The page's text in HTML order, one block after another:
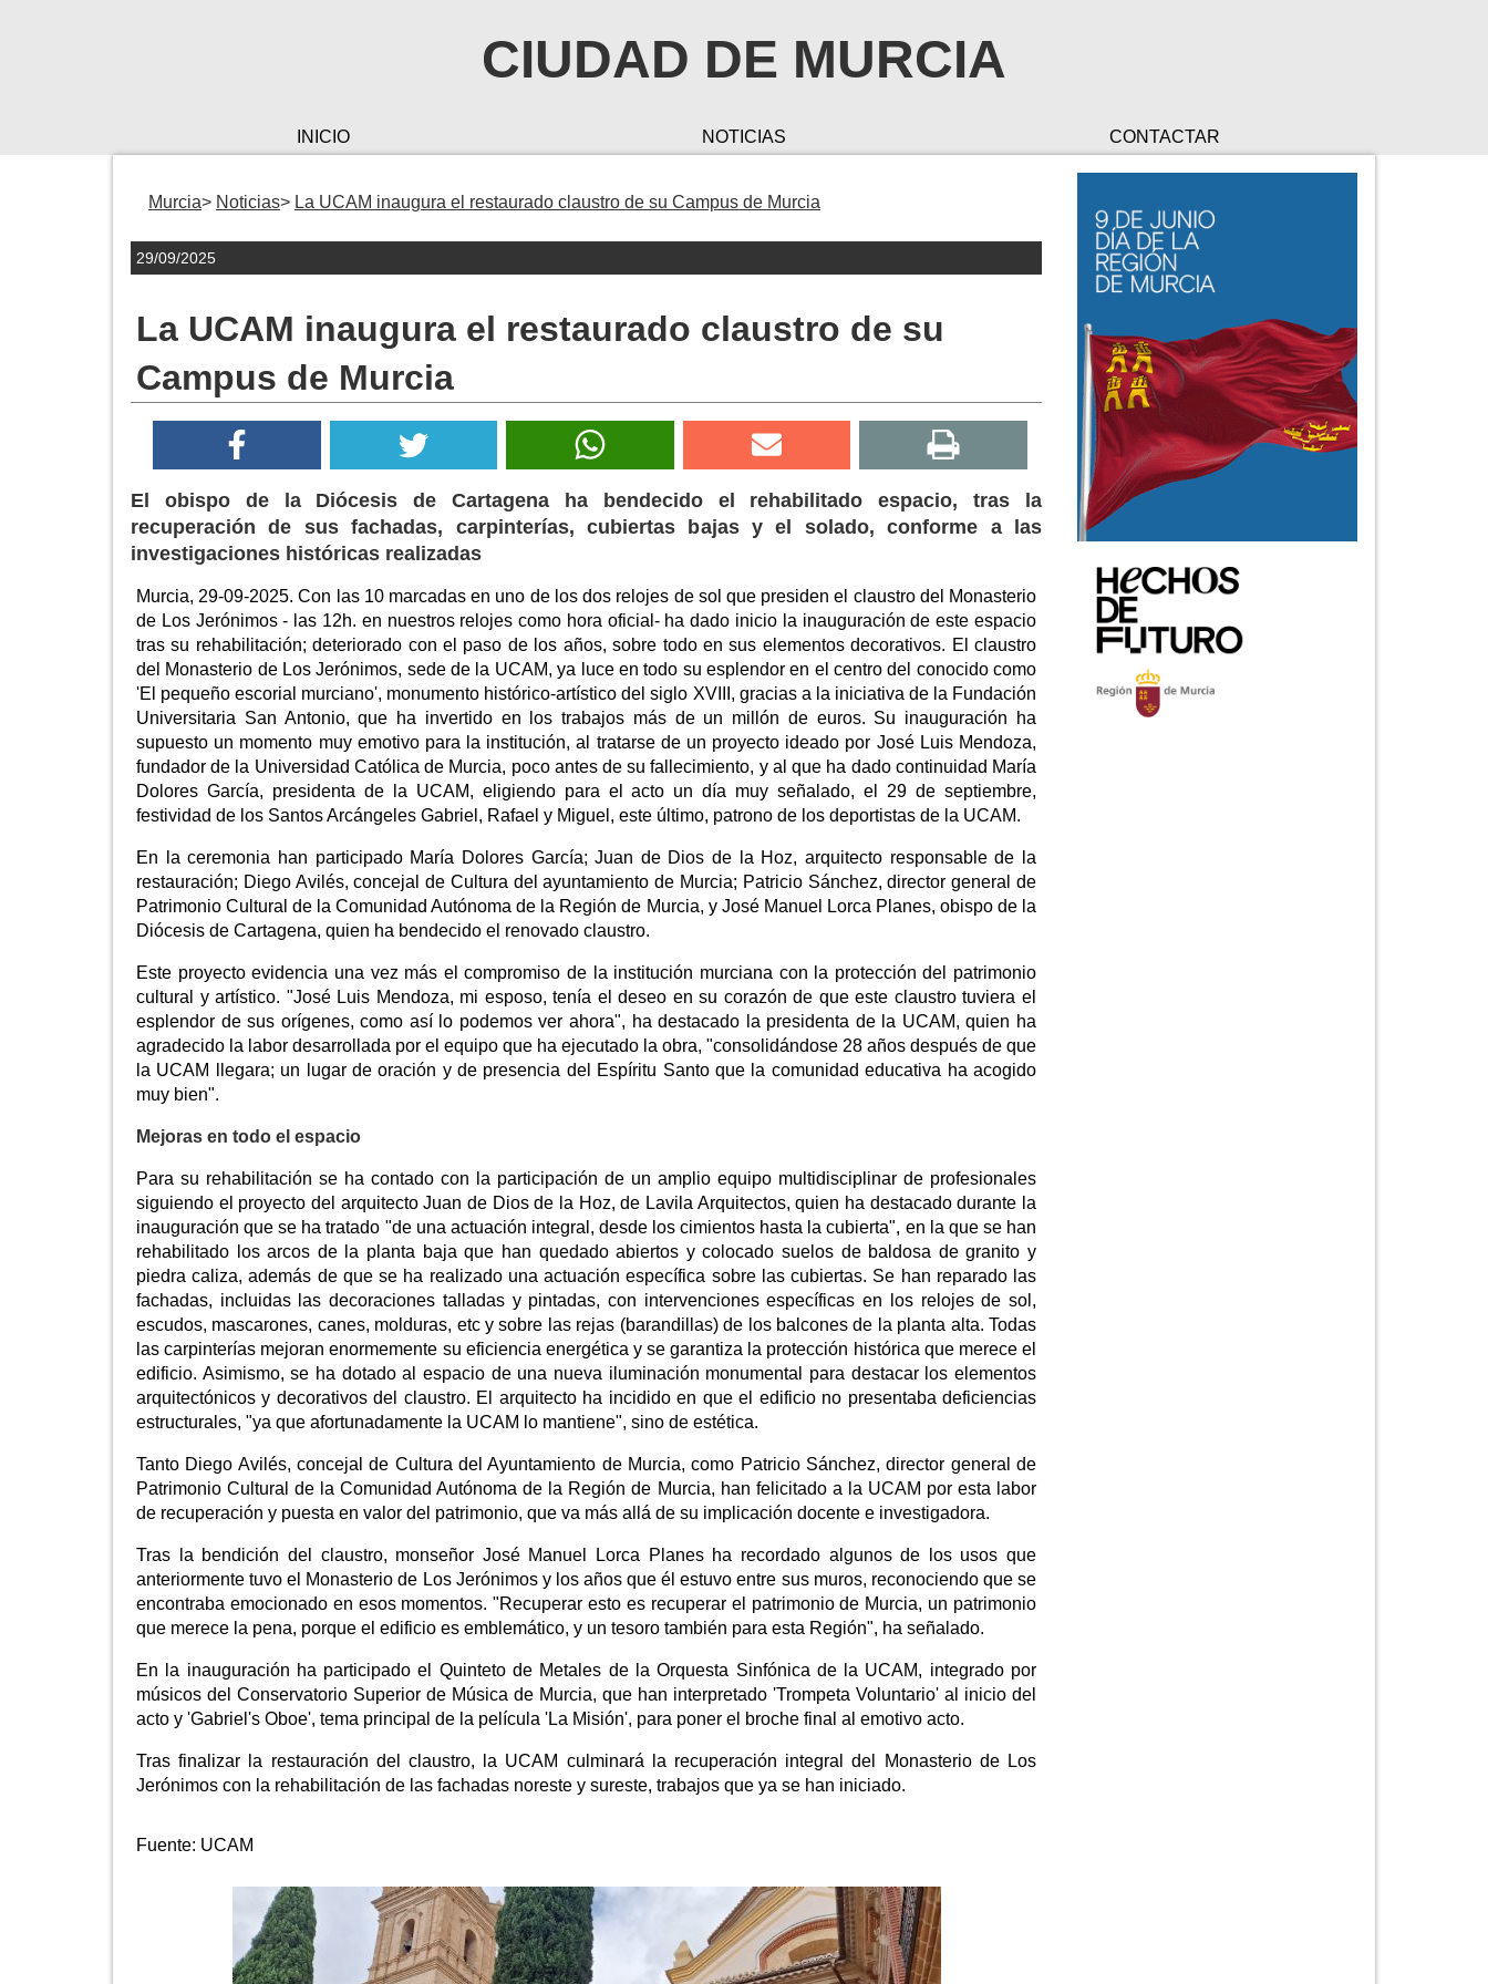
CIUDAD DE MURCIA
INICIO NOTICIAS CONTACTAR
Murcia Noticias La UCAM inaugura el restaurado claustro de su Campus de Murcia
29/09/2025
La UCAM inaugura el restaurado claustro de su
Campus de Murcia
El obispo de la Diócesis de Cartagena ha bendecido el rehabilitado espacio, tras la
recuperación de sus fachadas, carpinterías, cubiertas bajas y el solado, conforme a las
investigaciones históricas realizadas
Murcia, 29-09-2025. Con las 10 marcadas en uno de los dos relojes de sol que presiden el claustro del Monasterio
de Los Jerónimos - las 12h. en nuestros relojes como hora oficial- ha dado inicio la inauguración de este espacio
tras su rehabilitación; deteriorado con el paso de los años, sobre todo en sus elementos decorativos. El claustro
del Monasterio de Los Jerónimos, sede de la UCAM, ya luce en todo su esplendor en el centro del conocido como
'El pequeño escorial murciano', monumento histórico-artístico del siglo XVIII, gracias a la iniciativa de la Fundación
Universitaria San Antonio, que ha invertido en los trabajos más de un millón de euros. Su inauguración ha
supuesto un momento muy emotivo para la institución, al tratarse de un proyecto ideado por José Luis Mendoza,
fundador de la Universidad Católica de Murcia, poco antes de su fallecimiento, y al que ha dado continuidad María
Dolores García, presidenta de la UCAM, eligiendo para el acto un día muy señalado, el 29 de septiembre,
festividad de los Santos Arcángeles Gabriel, Rafael y Miguel, este último, patrono de los deportistas de la UCAM.
En la ceremonia han participado María Dolores García; Juan de Dios de la Hoz, arquitecto responsable de la
restauración; Diego Avilés, concejal de Cultura del ayuntamiento de Murcia; Patricio Sánchez, director general de
Patrimonio Cultural de la Comunidad Autónoma de la Región de Murcia, y José Manuel Lorca Planes, obispo de la
Diócesis de Cartagena, quien ha bendecido el renovado claustro.
Este proyecto evidencia una vez más el compromiso de la institución murciana con la protección del patrimonio
cultural y artístico. "José Luis Mendoza, mi esposo, tenía el deseo en su corazón de que este claustro tuviera el
esplendor de sus orígenes, como así lo podemos ver ahora", ha destacado la presidenta de la UCAM, quien ha
agradecido la labor desarrollada por el equipo que ha ejecutado la obra, "consolidándose 28 años después de que
la UCAM llegara; un lugar de oración y de presencia del Espíritu Santo que la comunidad educativa ha acogido
muy bien".
Mejoras en todo el espacio
Para su rehabilitación se ha contado con la participación de un amplio equipo multidisciplinar de profesionales
siguiendo el proyecto del arquitecto Juan de Dios de la Hoz, de Lavila Arquitectos, quien ha destacado durante la
inauguración que se ha tratado "de una actuación integral, desde los cimientos hasta la cubierta", en la que se han
rehabilitado los arcos de la planta baja que han quedado abiertos y colocado suelos de baldosa de granito y
piedra caliza, además de que se ha realizado una actuación específica sobre las cubiertas. Se han reparado las
fachadas, incluidas las decoraciones talladas y pintadas, con intervenciones específicas en los relojes de sol,
escudos, mascarones, canes, molduras, etc y sobre las rejas (barandillas) de los balcones de la planta alta. Todas
las carpinterías mejoran enormemente su eficiencia energética y se garantiza la protección histórica que merece el
edificio. Asimismo, se ha dotado al espacio de una nueva iluminación monumental para destacar los elementos
arquitectónicos y decorativos del claustro. El arquitecto ha incidido en que el edificio no presentaba deficiencias
estructurales, "ya que afortunadamente la UCAM lo mantiene", sino de estética.
Tanto Diego Avilés, concejal de Cultura del Ayuntamiento de Murcia, como Patricio Sánchez, director general de
Patrimonio Cultural de la Comunidad Autónoma de la Región de Murcia, han felicitado a la UCAM por esta labor
de recuperación y puesta en valor del patrimonio, que va más allá de su implicación docente e investigadora.
Tras la bendición del claustro, monseñor José Manuel Lorca Planes ha recordado algunos de los usos que
anteriormente tuvo el Monasterio de Los Jerónimos y los años que él estuvo entre sus muros, reconociendo que se
encontraba emocionado en esos momentos. "Recuperar esto es recuperar el patrimonio de Murcia, un patrimonio
que merece la pena, porque el edificio es emblemático, y un tesoro también para esta Región", ha señalado.
En la inauguración ha participado el Quinteto de Metales de la Orquesta Sinfónica de la UCAM, integrado por
músicos del Conservatorio Superior de Música de Murcia, que han interpretado 'Trompeta Voluntario' al inicio del
acto y 'Gabriel's Oboe', tema principal de la película 'La Misión', para poner el broche final al emotivo acto.
Tras finalizar la restauración del claustro, la UCAM culminará la recuperación integral del Monasterio de Los
Jerónimos con la rehabilitación de las fachadas noreste y sureste, trabajos que ya se han iniciado.
Fuente: UCAM